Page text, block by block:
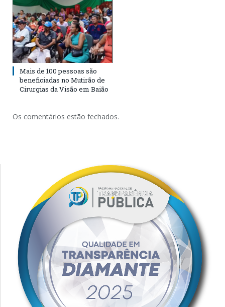
Mais de 100 pessoas são
beneficiadas no Mutirão de
Cirurgias da Visão em Baião
Os comentários estão fechados.